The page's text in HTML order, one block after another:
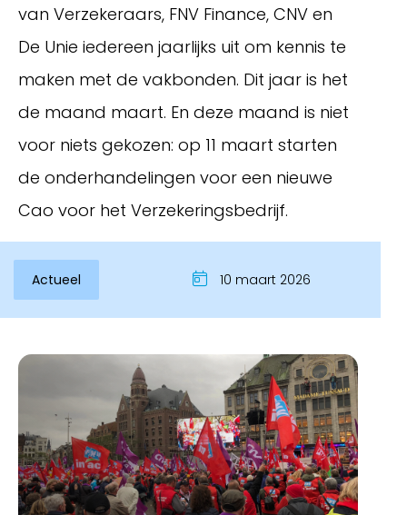
Inloggen
van Verzekeraars, FNV Finance, CNV en
De Unie iedereen jaarlijks uit om kennis te
maken met de vakbonden. Dit jaar is het
de maand maart. En deze maand is niet
voor niets gekozen: op 11 maart starten
de onderhandelingen voor een nieuwe
Cao voor het Verzekeringsbedrijf.
Actueel 10 maart 2026